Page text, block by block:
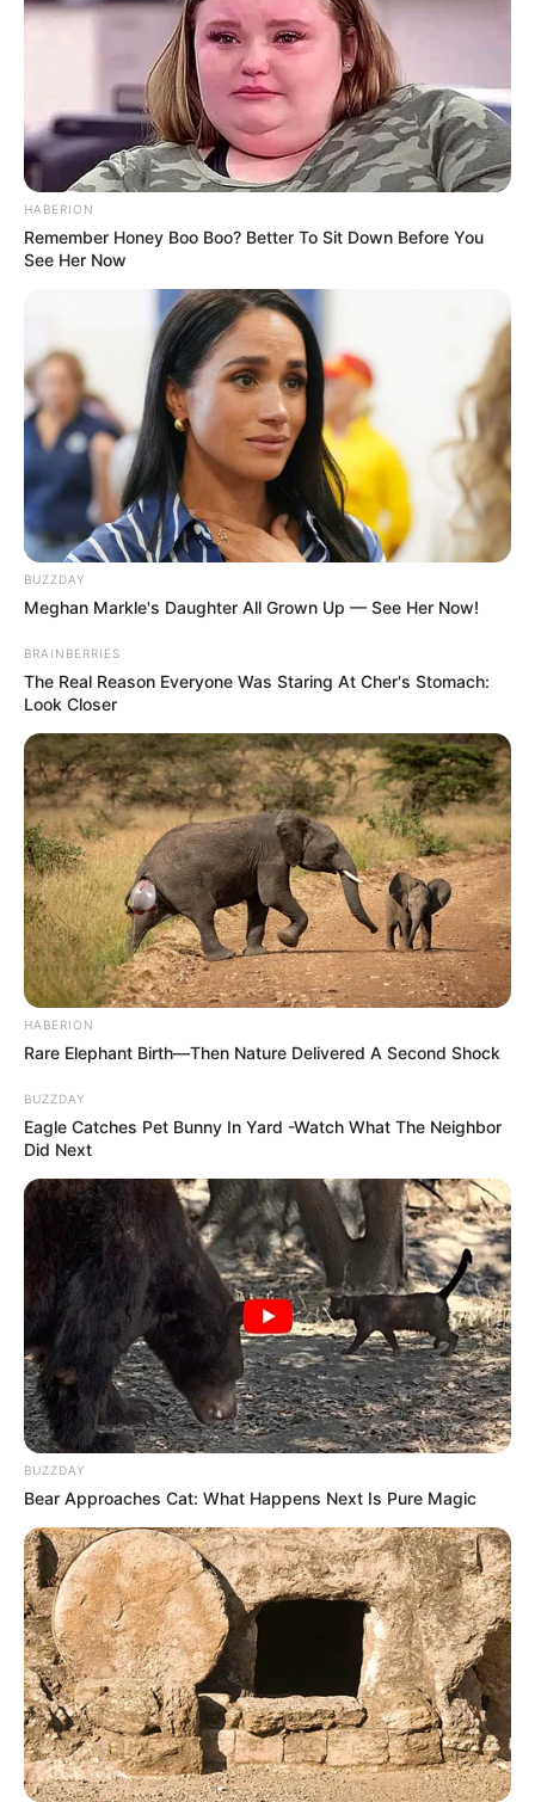
HABERION
Remember Honey Boo Boo? Better To Sit Down Before You
See Her Now
BUZZDAY
Meghan Markle's Daughter All Grown Up — See Her Now!
BRAINBERRIES
The Real Reason Everyone Was Staring At Cher's Stomach:
Look Closer
HABERION
Rare Elephant Birth—Then Nature Delivered A Second Shock
BUZZDAY
Eagle Catches Pet Bunny In Yard -Watch What The Neighbor
Did Next
BUZZDAY
Bear Approaches Cat: What Happens Next Is Pure Magic